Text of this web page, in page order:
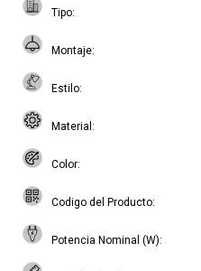
Tipo
Montaje
Estilo
Material
Color
Codigo del Producto
Potencia Nominal (W)